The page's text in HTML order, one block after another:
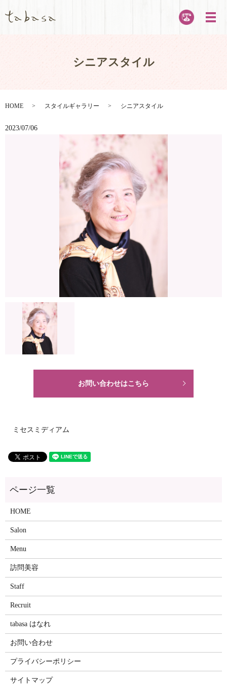
メ
シニアスタイル
HOME スタイルギャラリー シニアスタイル
2023/07/06
お問い合わせはこちら
ミセスミディアム
HOME
Salon
Menu
訪問美容
Staff
Recruit
tabasa はなれ
お問い合わせ
プライバシーポリシー
サイトマップ